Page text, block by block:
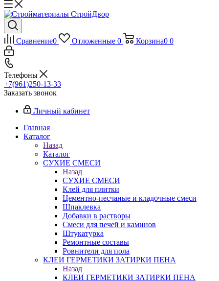
Сравнение0 Отложенные 0 Корзина0 0
Телефоны
+7(961)250-13-33
Заказать звонок
Личный кабинет
Главная
Каталог
Назад
Каталог
СУХИЕ СМЕСИ
Назад
СУХИЕ СМЕСИ
Клей для плитки
Цементно-песчаные и кладочные смеси
Шпаклевка
Добавки в растворы
Смеси для печей и каминов
Штукатурка
Ремонтные составы
Ровнители для пола
КЛЕИ ГЕРМЕТИКИ ЗАТИРКИ ПЕНА
Назад
КЛЕИ ГЕРМЕТИКИ ЗАТИРКИ ПЕНА